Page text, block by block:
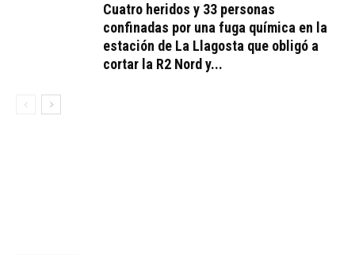
Cuatro heridos y 33 personas
confinadas por una fuga química en la
estación de La Llagosta que obligó a
cortar la R2 Nord y...